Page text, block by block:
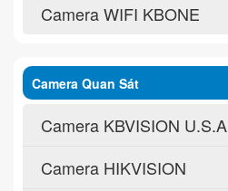
Camera WIFI KBONE
Camera Quan Sát
Camera KBVISION U.S.A
Camera HIKVISION